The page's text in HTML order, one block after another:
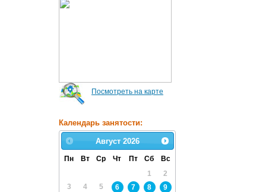
Посмотреть на карте
Календарь занятости:
Август 2026
Пн Вт Ср Чт Пт Сб
Вс
1
2
3
4 5 6 7 8
9